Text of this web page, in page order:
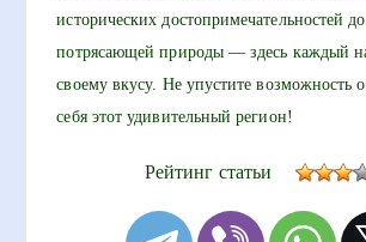
исторических достопримечательностей
потрясающей природы — здесь каждый
своему вкусу. Не упустите возможность
себя этот удивительный регион!
Рейтинг статьи